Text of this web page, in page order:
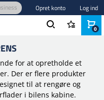
Opret konto Log ind
for at opretholde et
Der er flere produkter
til at rengøre og
i bilens kabine.
0